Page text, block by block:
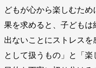
どもが心から楽しむた
果を求めると、子ども
出ないことにストレス
として扱うもの」と「